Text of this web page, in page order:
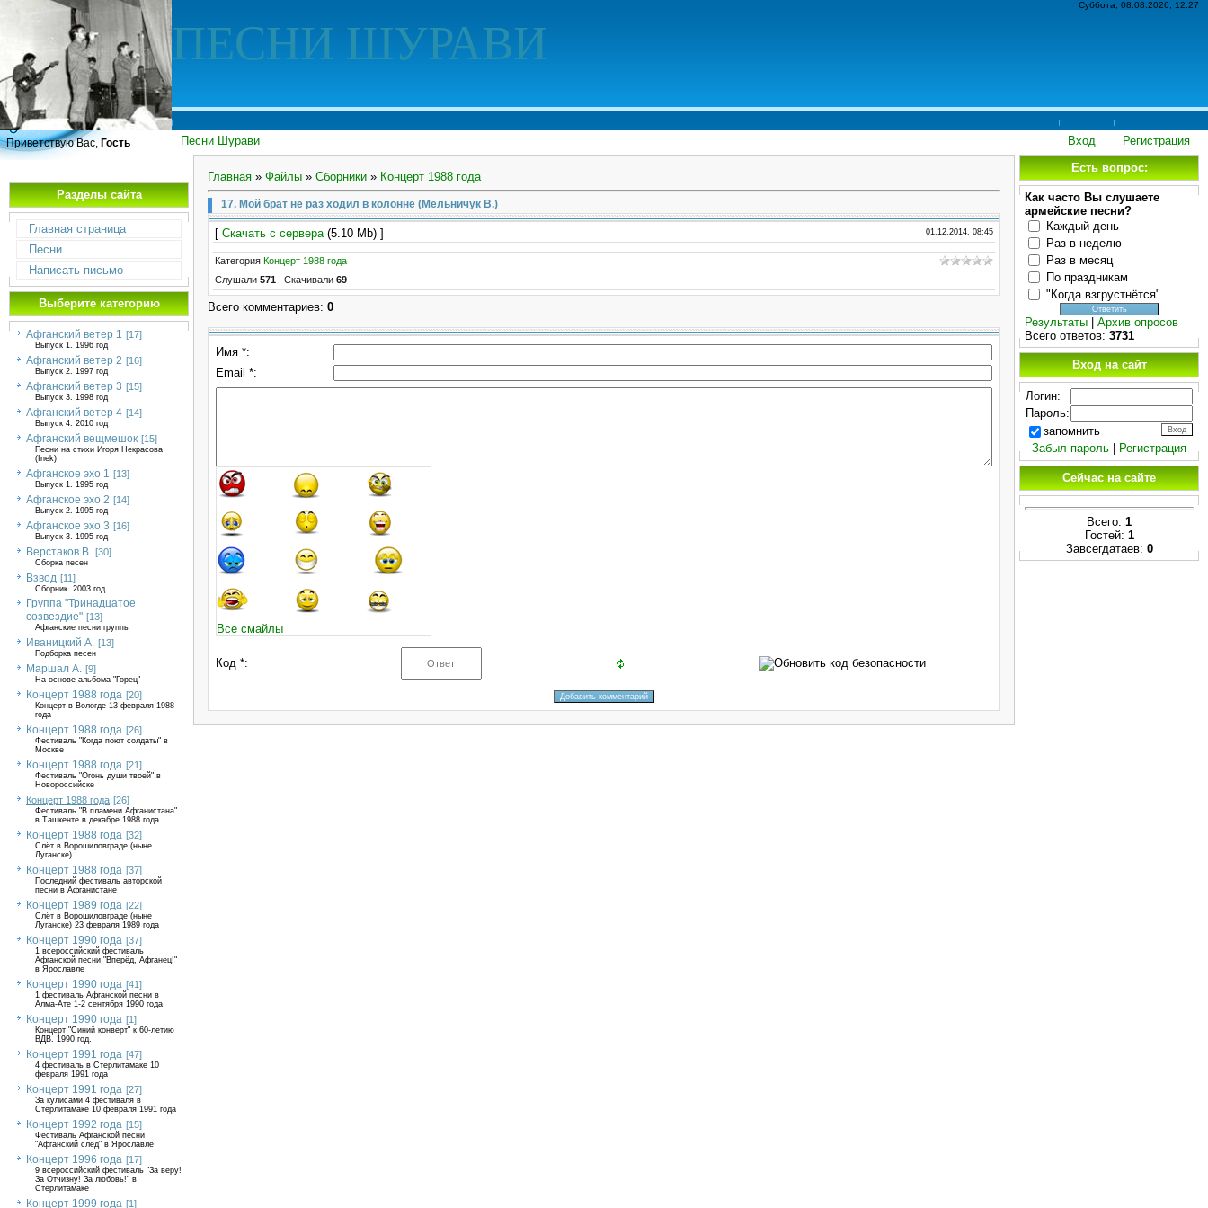
Суббота, 08.08.2026, 12:27
ПЕСНИ ШУРАВИ
Песни Шурави Регистрация
Вход
Приветствую Вас, Гость
Разделы сайта
Главная страница
Песни
Написать письмо
Выберите категорию
Афганский ветер 1 [17]
Выпуск 1. 1996 год
Афганский ветер 2 [16]
Выпуск 2. 1997 год
Афганский ветер 3 [15]
Выпуск 3. 1998 год
Афганский ветер 4 [14]
Выпуск 4. 2010 год
Афганский вещмешок [15]
Песни на стихи Игоря Некрасова
(Inek)
Афганское эхо 1 [13]
Выпуск 1. 1995 год
Афганское эхо 2 [14]
Выпуск 2. 1995 год
Афганское эхо 3 [16]
Выпуск 3. 1995 год
Верстаков В. [30]
Сборка песен
Взвод [11]
Сборник. 2003 год
Группа "Тринадцатое
созвездие" [13]
Афганские песни группы
Иваницкий А. [13]
Подборка песен
Маршал А. [9]
На основе альбома "Горец"
Концерт 1988 года [20]
Концерт в Вологде 13 февраля 1988
года
Концерт 1988 года [26]
Фестиваль "Когда поют солдаты" в
Москве
Концерт 1988 года [21]
Фестиваль "Огонь души твоей" в
Новороссийске
Концерт 1988 года [26]
Фестиваль "В пламени Афганистана"
в Ташкенте в декабре 1988 года
Концерт 1988 года [32]
Слёт в Ворошиловграде (ныне
Луганске)
Концерт 1988 года [37]
Последний фестиваль авторской
песни в Афганистане
Концерт 1989 года [22]
Слёт в Ворошиловграде (ныне
Луганске) 23 февраля 1989 года
Концерт 1990 года [37]
1 всероссийский фестиваль
Афганской песни "Вперёд, Афганец!"
в Ярославле
Концерт 1990 года [41]
1 фестиваль Афганской песни в
Алма-Ате 1-2 сентября 1990 года
Концерт 1990 года [1]
Концерт "Синий конверт" к 60-летию
ВДВ. 1990 год.
Концерт 1991 года [47]
4 фестиваль в Стерлитамаке 10
февраля 1991 года
Концерт 1991 года [27]
За кулисами 4 фестиваля в
Стерлитамаке 10 февраля 1991 года
Концерт 1992 года [15]
Фестиваль Афганской песни
"Афганский след" в Ярославле
Концерт 1996 года [17]
9 всероссийский фестиваль "За веру!
За Отчизну! За любовь!" в
Стерлитамаке
Концерт 1999 года [1]
Главная » Файлы » Сборники » Концерт 1988 года
17. Мой брат не раз ходил в колонне (Мельничук В.)
[ Скачать с сервера(5.10 Mb) ] 01.12.2014, 08:45
Категория Концерт 1988 года
Слушали 571 Скачивали 69
Всего комментариев: 0
Имя *:
Email *:
Все смайлы
Код *:
Есть вопрос:
Как часто Вы слушаете
армейские песни?
Каждый день
Раз в неделю
Раз в месяц
По праздникам
"Когда взгрустнётся"
Результаты
Архив опросов
Всего ответов: 3731
Вход на сайт
Логин:
Пароль:
запомнить
Забыл пароль
Регистрация
Сейчас на сайте
Всего: 1
Гостей: 1
Завсегдатаев: 0